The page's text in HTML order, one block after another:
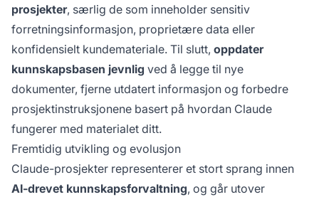
prosjekter, særlig de som inneholder sensitiv
forretningsinformasjon, proprietære data eller
konfidensielt kundemateriale. Til slutt, oppdater
kunnskapsbasen jevnlig ved å legge til nye
dokumenter, fjerne utdatert informasjon og forbedre
prosjektinstruksjonene basert på hvordan Claude
fungerer med materialet ditt.
Fremtidig utvikling og evolusjon
Claude-prosjekter representerer et stort sprang innen
AI-drevet kunnskapsforvaltning, og går utover